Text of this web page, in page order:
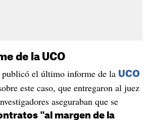
de la UCO
publicó el último informe de la UCO
este caso, que entregaron al juez
aseguraban que se
"al margen de la